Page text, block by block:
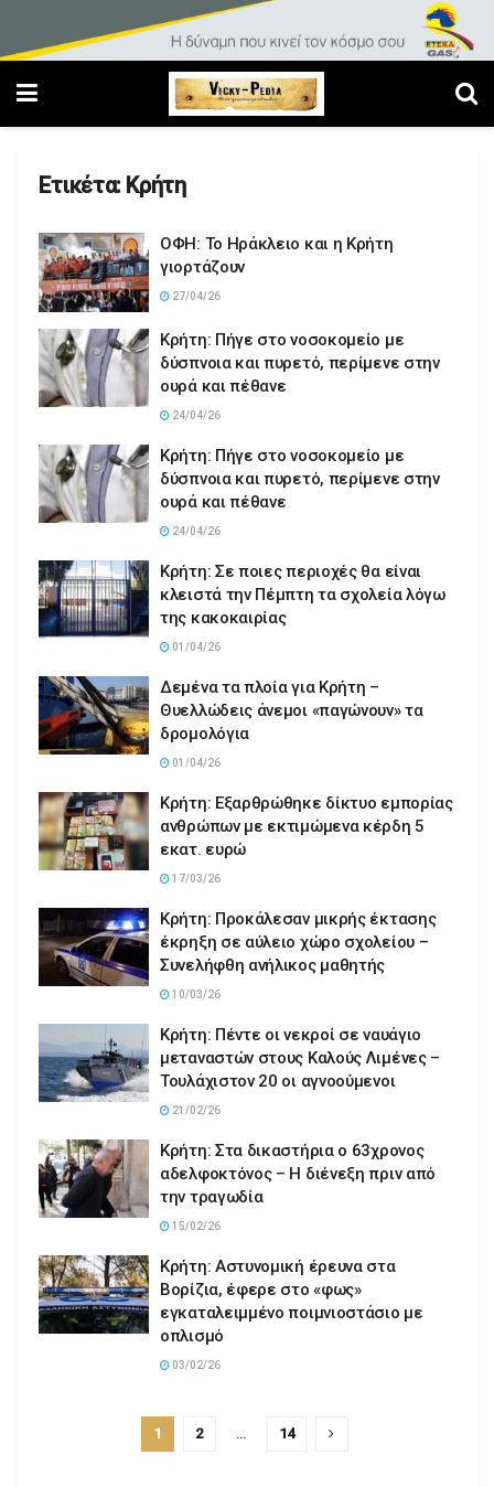
Ετικέτα: Κρήτη
ΟΦΗ: Το Ηράκλειο και η Κρήτη
γιορτάζουν
27/04/26
Κρήτη: Πήγε στο νοσοκομείο με
δύσπνοια και πυρετό, περίμενε στην
ουρά και πέθανε
24/04/26
Κρήτη: Πήγε στο νοσοκομείο με
δύσπνοια και πυρετό, περίμενε στην
ουρά και πέθανε
24/04/26
Κρήτη: Σε ποιες περιοχές θα είναι
κλειστά την Πέμπτη τα σχολεία λόγω
της κακοκαιρίας
01/04/26
Δεμένα τα πλοία για Κρήτη –
Θυελλώδεις άνεμοι «παγώνουν» τα
δρομολόγια
01/04/26
Κρήτη: Εξαρθρώθηκε δίκτυο εμπορίας
ανθρώπων με εκτιμώμενα κέρδη 5
εκατ. ευρώ
17/03/26
Κρήτη: Προκάλεσαν μικρής έκτασης
έκρηξη σε αύλειο χώρο σχολείου –
Συνελήφθη ανήλικος μαθητής
10/03/26
Κρήτη: Πέντε οι νεκροί σε ναυάγιο
μεταναστών στους Καλούς Λιμένες –
Τουλάχιστον 20 οι αγνοούμενοι
21/02/26
Κρήτη: Στα δικαστήρια ο 63χρονος
αδελφοκτόνος – Η διένεξη πριν από
την τραγωδία
15/02/26
Κρήτη: Αστυνομική έρευνα στα
Βορίζια, έφερε στο «φως»
εγκαταλειμμένο ποιμνιοστάσιο με
οπλισμό
03/02/26
1 2 … 14